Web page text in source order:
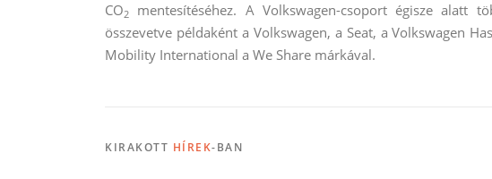
CO2
mentesítéséhez. A Volkswagen-csoport égisze alatt
összevetve példaként a Volkswagen, a Seat, a Volkswagen
Mobility International a We Share márkával.
KIRAKOTT HÍREK-BAN